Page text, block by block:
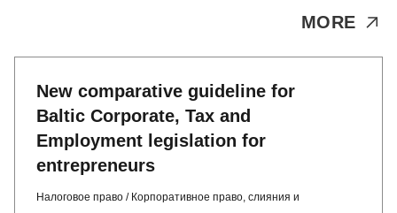
MORE
New comparative guideline for
Baltic Corporate, Tax and
Employment legislation for
entrepreneurs
Налоговое право / Корпоративное право, слияния и